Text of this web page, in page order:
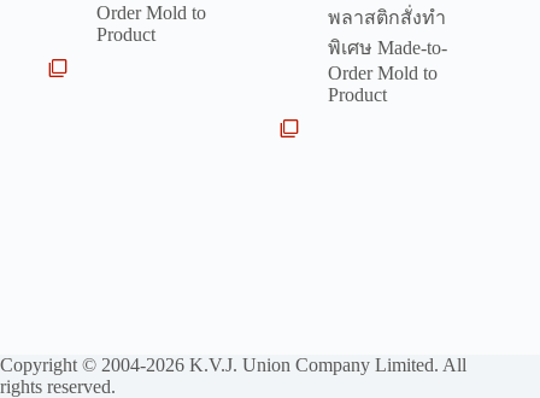
Order Mold to
Product
พลาสติกสั่งทำ
พิเศษ Made-to-
Order Mold to
Product
Copyright © 2004-2026 K.V.J. Union Company Limited. All
rights reserved.